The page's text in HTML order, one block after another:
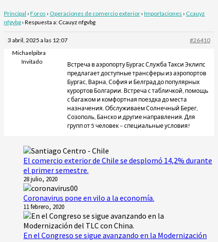
Principal › Foros › Operaciones de comercio exterior › Importaciones › Ccauyz
nfgvbg › Respuesta a: Ccauyz nfgvbg
3 abril, 2025 a las 12:07
#26410
Michaelpibra
Invitado
Встреча в аэропорту Бургас Служба Такси Эклипс
предлагает доступные трансферы из аэропортов
Бургас, Варна, София и Белград до популярных
курортов Болгарии. Встреча с табличкой, помощь
с багажом и комфортная поездка до места
назначения. Обслуживаем Солнечный Берег,
Созополь, Банско и другие направления. Для
групп от 5 человек – специальные условия!
El comercio exterior de Chile se desplomó 14,2% durante
el primer semestre.
28 julio, 2020
Coronavirus pone en vilo a la economía.
11 febrero, 2020
En el Congreso se sigue avanzando en la Modernización